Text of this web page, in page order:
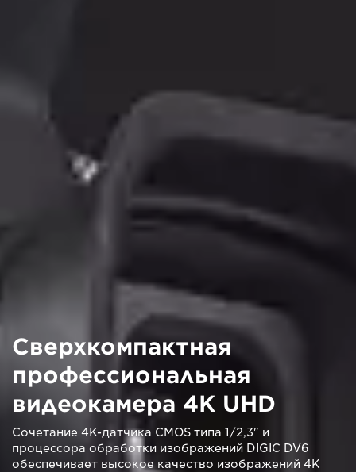
Сверхкомпактная
профессиональная
видеокамера 4K UHD
Сочетание 4K-датчика CMOS типа 1/2,3" и
процессора обработки изображений DIGIC DV6
обеспечивает высокое качество изображений 4K